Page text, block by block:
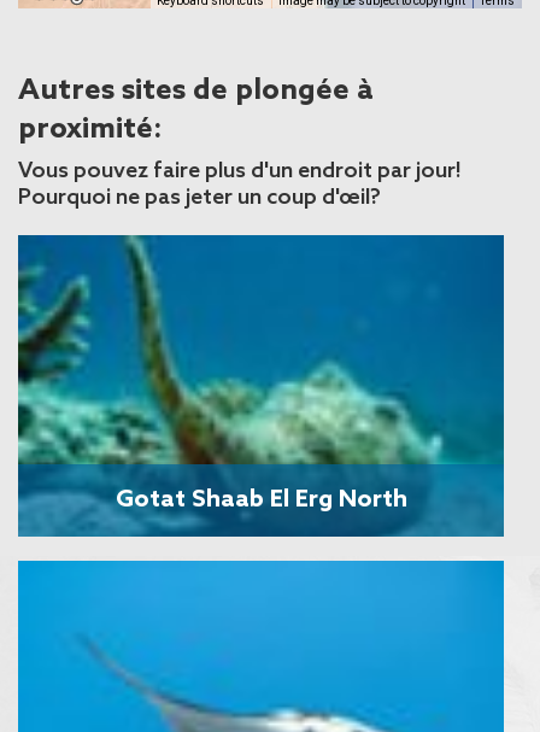
Autres sites de plongée à
proximité:
Vous pouvez faire plus d'un endroit par jour!
Pourquoi ne pas jeter un coup d'œil?
Gotat Shaab El Erg North